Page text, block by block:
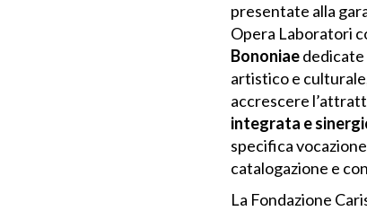
presentate alla
Opera Laboratori
Bononiaededicate
artistico e
accrescere
integrata e
specifica
catalogazione e
La Fondazione